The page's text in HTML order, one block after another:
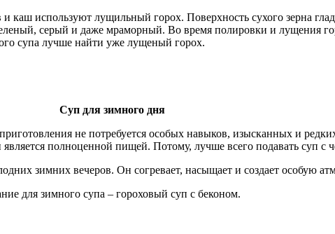
и каш используют лущильный горох. Поверхность сухого зерна
серый и даже мраморный. Во время полировки и лущения
супа лучше найти уже лущеный горох.
Суп для зимного дня
не потребуется особых навыков, изысканных и
полноценной пищей. Потому, лучше всего подавать суп с
зимних вечеров. Он согревает, насыщает и создает особую
для зимного супа – гороховый суп с беконом.